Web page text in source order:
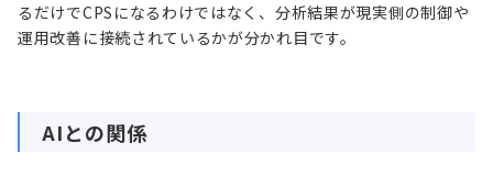
るだけでCPSになるわけではなく、分析結果が現実側の制御や
運用改善に接続されているかが分かれ目です。
AIとの関係